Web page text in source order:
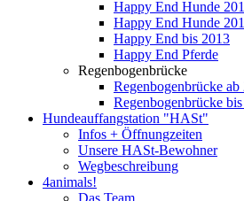
Happy End Hunde
Happy End Hunde
Happy End bis 2013
Happy End Pferde
Regenbogenbrücke
Regenbogenbrücke ab
Regenbogenbrücke
Hundeauffangstation "HASt"
Infos + Öffnungzeiten
Unsere HASt-Bewohner
Wegbeschreibung
4animals!
Das Team